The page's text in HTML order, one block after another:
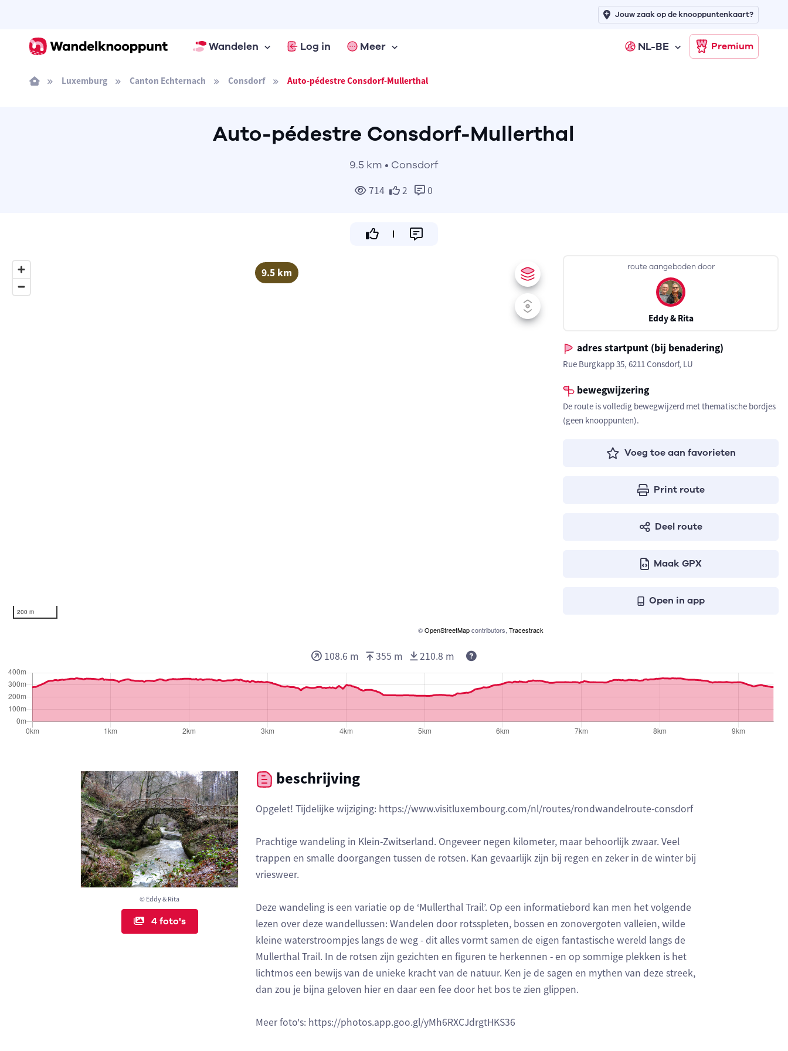
Wandelen Log in Meer NL-BE Premium
Jouw zaak op de knooppuntenkaart?
Luxemburg Canton Echternach Consdorf Auto-pédestre Consdorf-Mullerthal
Auto-pédestre Consdorf-Mullerthal
9.5 km • Consdorf
714 2 0
9.5 km
200 m
©OpenStreetMapcontributors, Tracestrack
route aangeboden door
Eddy & Rita
adres startpunt (bij benadering)
Rue Burgkapp 35, 6211 Consdorf, LU
bewegwijzering
De route is volledig bewegwijzerd met thematische bordjes
(geen knooppunten).
Voeg toe aan favorieten
Print route
Deel route
Maak GPX
Open in app
108.6 m 355 m 210.8 m Deze waarden geven respectievelijk het aantal te stijgen meters, het
© Eddy & Rita
4 foto's
beschrijving
Opgelet! Tijdelijke wijziging: https://www.visitluxembourg.com/nl/routes/rondwandelroute-consdorf
Prachtige wandeling in Klein-Zwitserland. Ongeveer negen kilometer, maar behoorlijk zwaar. Veel
trappen en smalle doorgangen tussen de rotsen. Kan gevaarlijk zijn bij regen en zeker in de winter bij
vriesweer.
Deze wandeling is een variatie op de ‘Mullerthal Trail’. Op een informatiebord kan men het volgende
lezen over deze wandellussen: Wandelen door rotsspleten, bossen en zonovergoten valleien, wilde
kleine waterstroompjes langs de weg - dit alles vormt samen de eigen fantastische wereld langs de
Mullerthal Trail. In de rotsen zijn gezichten en figuren te herkennen - en op sommige plekken is het
lichtmos een bewijs van de unieke kracht van de natuur. Ken je de sagen en mythen van deze streek,
dan zou je bijna geloven hier en daar een fee door het bos te zien glippen.
Meer foto's: https://photos.app.goo.gl/yMh6RXCJdrgtHKS36